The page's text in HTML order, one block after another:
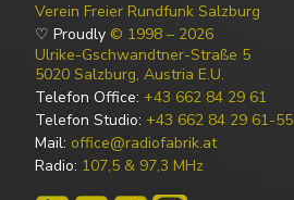
Verein Freier Rundfunk Salzburg
♡ Proudly © 1998 – 2026
Ulrike-Gschwandtner-Straße 5
5020 Salzburg, Austria E.U.
Telefon Office: +43 662 84 29 61
Telefon Studio: +43 662 84 29 61-55
Mail: office@radiofabrik.at
Radio: 107,5 & 97,3 MHz